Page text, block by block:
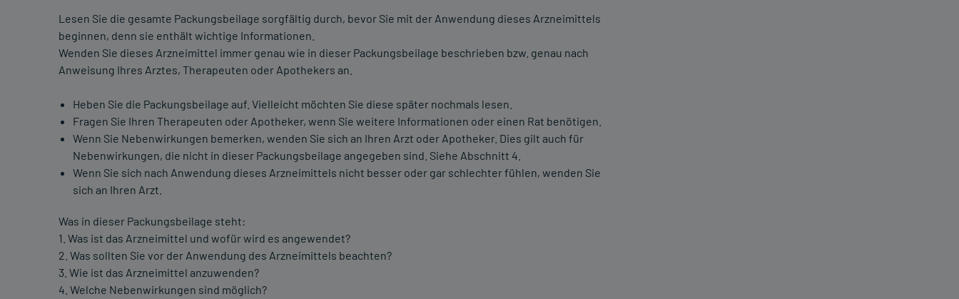
Lesen Sie die gesamte Packungsbeilage sorgfältig durch, bevor Sie mit der Anwendung dieses Arzneimittels
beginnen, denn sie enthält wichtige Informationen.
Wenden Sie dieses Arzneimittel immer genau wie in dieser Packungsbeilage beschrieben bzw. genau nach
Anweisung Ihres Arztes, Therapeuten oder Apothekers an.
Heben Sie die Packungsbeilage auf. Vielleicht möchten Sie diese später nochmals lesen.
Fragen Sie Ihren Therapeuten oder Apotheker, wenn Sie weitere Informationen oder einen Rat benötigen.
Wenn Sie Nebenwirkungen bemerken, wenden Sie sich an Ihren Arzt oder Apotheker. Dies gilt auch für
Nebenwirkungen, die nicht in dieser Packungsbeilage angegeben sind. Siehe Abschnitt 4.
Wenn Sie sich nach Anwendung dieses Arzneimittels nicht besser oder gar schlechter fühlen, wenden Sie
sich an Ihren Arzt.
Was in dieser Packungsbeilage steht:
1. Was ist das Arzneimittel und wofür wird es angewendet?
2. Was sollten Sie vor der Anwendung des Arzneimittels beachten?
3. Wie ist das Arzneimittel anzuwenden?
4. Welche Nebenwirkungen sind möglich?